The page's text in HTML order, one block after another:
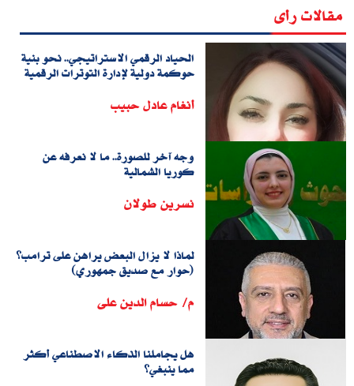
مقالات رأى
الحياد الرقمي الاستراتيجي.. نحو بنية
حوكمة دولية لإدارة التوترات الرقمية
أنغام عادل حبيب
وجه آخر للصورة.. ما لا نعرفه عن
كوريا الشمالية
نسرين طولان
لماذا لا يزال البعض يراهن على ترامب؟
(حوار مع صديق جمهوري)
م/ حسام الدين على
هل يجاملنا الذكاء الاصطناعي أكثر
مما ينبغي؟